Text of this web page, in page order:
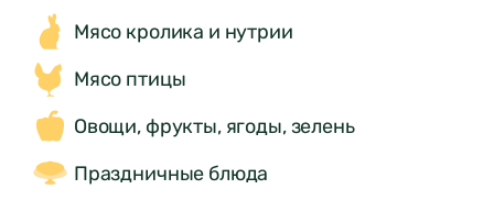
Мясо кролика и нутрии
Мясо птицы
Овощи, фрукты, ягоды, зелень
Праздничные блюда